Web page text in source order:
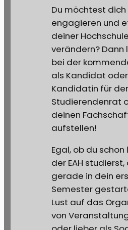
Du möchtest dich
engagieren und
deiner Hochschule
verändern? Dann
bei der
als Kandidat oder
Kandidatin für
Studierendenrat
deinen
aufstellen!
Egal, ob du
der EAH
gerade in dein
Semester
Lust auf das
von